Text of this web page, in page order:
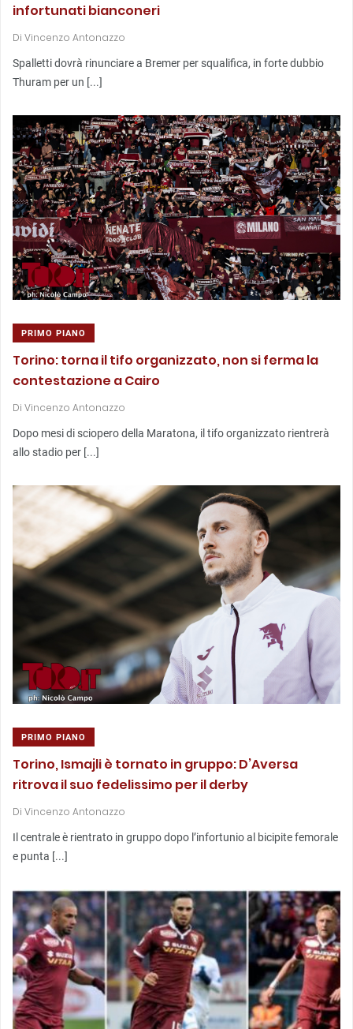
infortunati bianconeri
Di Vincenzo Antonazzo
Spalletti dovrà rinunciare a Bremer per squalifica, in forte dubbio
Thuram per un [...]
PRIMO PIANO
Torino: torna il tifo organizzato, non si ferma la
contestazione a Cairo
Di Vincenzo Antonazzo
Dopo mesi di sciopero della Maratona, il tifo organizzato rientrerà
allo stadio per [...]
PRIMO PIANO
Torino, Ismajli è tornato in gruppo: D’Aversa
ritrova il suo fedelissimo per il derby
Di Vincenzo Antonazzo
Il centrale è rientrato in gruppo dopo l’infortunio al bicipite femorale
e punta [...]